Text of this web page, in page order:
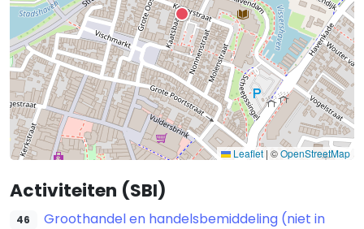
Leaflet | ©OpenStreetMap
Activiteiten (SBI)
46
Groothandel en handelsbemiddeling (niet in